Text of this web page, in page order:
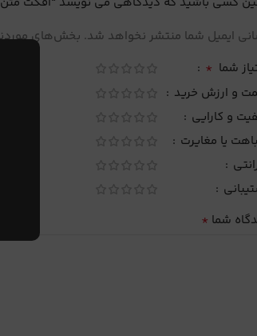
ایمیل شما منتشر نخواهد شد. بخش‌های
شما *
و ارزش خرید
و کارایی
یا مغایرت
شما *